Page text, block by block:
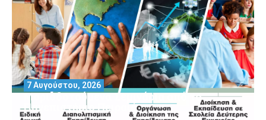
Μοριοδοτούμενα Σεμινάρια από το
Πανεπιστήμιο Πειραιά
7 Αυγούστου, 2026